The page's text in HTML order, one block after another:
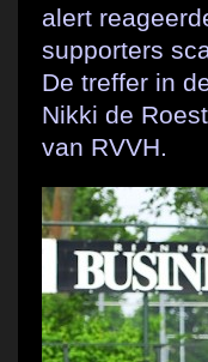
alert
supporters
De treffer in
Nikki de
van RVVH.